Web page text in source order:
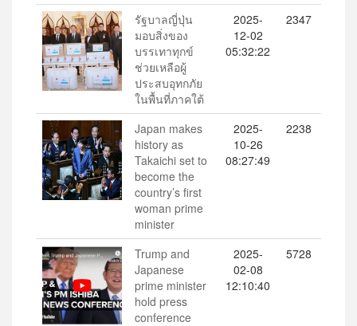
รัฐบาลญี่ปุ่น
มอบสิ่งของ
บรรเทาทุกข์
ช่วยเหลือผู้
ประสบอุทกภัย
ในพื้นที่ภาคใต้
2025-
12-02
05:32:22
2347
Japan makes
history as
Takaichi set to
become the
country’s first
woman prime
minister
2025-
10-26
08:27:49
2238
Trump and
Japanese
prime minister
hold press
conference
2025-
02-08
12:10:40
5728